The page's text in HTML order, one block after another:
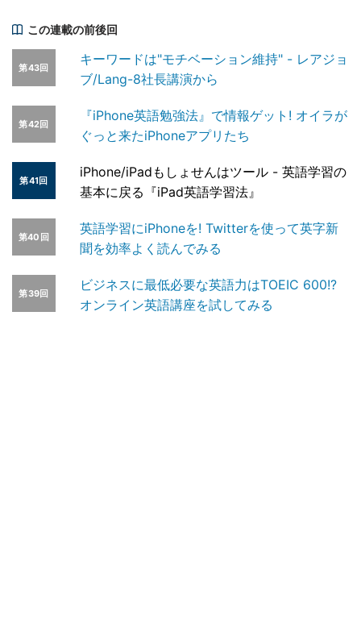
この連載の前後回
第43回
キーワードは"モチベーション維持" - レアジョ
ブ/Lang-8社長講演から
第42回
『iPhone英語勉強法』で情報ゲット! オイラが
ぐっと来たiPhoneアプリたち
第41回
iPhone/iPadもしょせんはツール - 英語学習の
基本に戻る『iPad英語学習法』
第40回
英語学習にiPhoneを! Twitterを使って英字新
聞を効率よく読んでみる
第39回
ビジネスに最低必要な英語力はTOEIC 600!?
オンライン英語講座を試してみる